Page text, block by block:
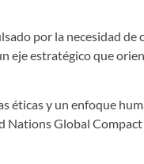
por la necesidad de
eje estratégico que
éticas y un enfoque
Global